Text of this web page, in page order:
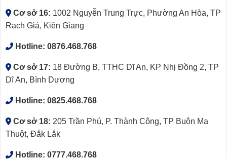
Cơ sở 16: 1002 Nguyễn Trung Trực, Phường An Hòa, TP
Rạch Giá, Kiên Giang
Hotline: 0876.468.768
Cơ sở 17: 18 Đường B, TTHC Dĩ An, KP Nhị Đồng 2, TP
Dĩ An, Bình Dương
Hotline: 0825.468.768
Cơ sở 18: 205 Trần Phú, P. Thành Công, TP Buôn Ma
Thuột, Đắk Lắk
Hotline: 0777.468.768